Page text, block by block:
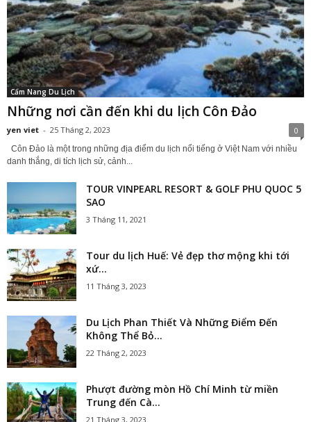
Cẩm Nang Du Lịch
Những nơi cần đến khi du lịch Côn Đảo
yen viet - 25 Tháng 2, 2023 0
Côn Đảo là một trong những địa điểm du lịch nổi tiếng ở Việt Nam với nhiều
danh thắng, di tích lịch sử, cảnh...
TOUR VINPEARL RESORT & GOLF PHU QUOC 5
SAO
3 Tháng 11, 2021
Tour du lịch Huế: Vẻ đẹp thơ mộng khi tới
xứ...
11 Tháng 3, 2023
Du Lịch Phan Thiết Và Những Điểm Đến
Không Thể Bỏ...
22 Tháng 2, 2023
Phượt đường mòn Hồ Chí Minh từ miền
Trung đến Cà...
21 Tháng 3, 2023